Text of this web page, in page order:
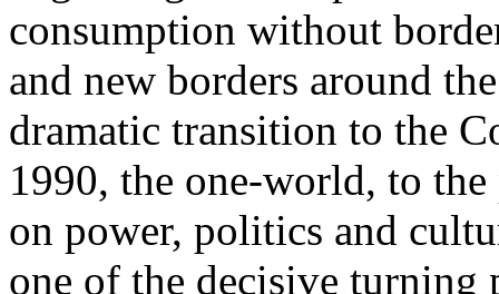
consumption without
and new borders around
dramatic transition to the
1990, the one-world, to the
on power, politics and
one of the decisive turning